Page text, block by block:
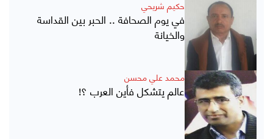
حكيم شريحي
في يوم الصحافة .. الحبر بين القداسة
والخيانة
محمد علي محسن
عالم يتشكل فأين العرب ؟!